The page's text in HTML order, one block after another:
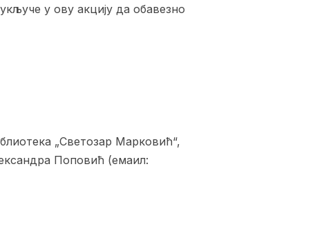
у ову акцију да обавезно
„Светозар Марковић“,
Поповић (емаил: